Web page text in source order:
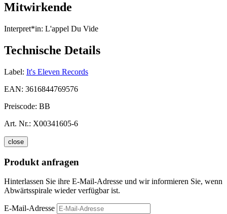
Mitwirkende
Interpret*in: L'appel Du Vide
Technische Details
Label: It's Eleven Records
EAN: 3616844769576
Preiscode: BB
Art. Nr.: X00341605-6
close
Produkt anfragen
Hinterlassen Sie ihre E-Mail-Adresse und wir informieren Sie, wenn
Abwärtsspirale wieder verfügbar ist.
E-Mail-Adresse